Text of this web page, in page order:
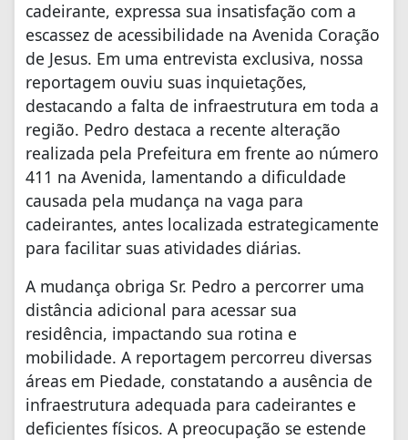
cadeirante, expressa sua insatisfação com a
escassez de acessibilidade na Avenida Coração
de Jesus. Em uma entrevista exclusiva, nossa
reportagem ouviu suas inquietações,
destacando a falta de infraestrutura em toda a
região. Pedro destaca a recente alteração
realizada pela Prefeitura em frente ao número
411 na Avenida, lamentando a dificuldade
causada pela mudança na vaga para
cadeirantes, antes localizada estrategicamente
para facilitar suas atividades diárias.
A mudança obriga Sr. Pedro a percorrer uma
distância adicional para acessar sua
residência, impactando sua rotina e
mobilidade. A reportagem percorreu diversas
áreas em Piedade, constatando a ausência de
infraestrutura adequada para cadeirantes e
deficientes físicos. A preocupação se estende